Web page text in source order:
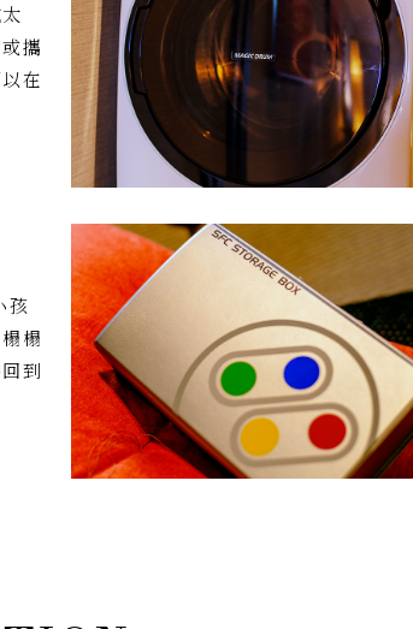
攜
在
孩
榻
到